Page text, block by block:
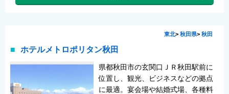
東北> 秋田県> 秋田
ホテルメトロポリタン秋田
県都秋田市の玄関口ＪＲ秋田駅前に
位置し、観光、ビジネスなどの拠点
に最適。宴会場や結婚式場、各種料